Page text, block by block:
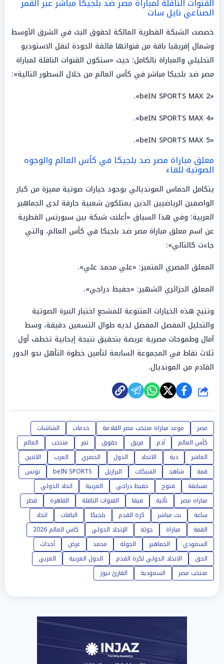
القنوات الناقلة لمباراة مصر ضد بلجيكا مباشر عبر القمر
الصناعي نايل سات
خصصت الشبكة القطرية المالكة لحقوق البث في الشرق الأوسط
وشمال إفريقيا باقة من قنواتها فائقة الجودة لنقل الاستوديو
التحليلي والمباراة بالكامل؛ حيث «ستكون القنوات الناقلة لمباراة
مصر ضد بلجيكا مباشر في كأس العالم من خلال السطور التالية»:
«beIN SPORTS MAX 2».
«beIN SPORTS MAX 4».
«beIN SPORTS MAX 5».
معلق مباراة مصر ضد بلجيكا في كأس العالم والوجوه
الصوتية للقاء
يتكامل الحماس المونديالي بوجود خيارات صوتية مميزة من كبار
الواصفين الرياضيين الذين يمتلكون شعبية جارفة لدى الجماهير
العربية؛ وفي هذا السياق «أعلنت شبكة بين سبورتس القطرية
عن اسم معلق مباراة مصر ضد بلجيكا في كأس العالم، والتي
جاءت كالتالي»:
المعلق المصري المتميز: «علي محمد علي».
المعلق الجزائري الشهير: «حفيظ دراجي».
وتتيح هذه الخيارات المتنوعة للمشجع اختيار النبرة الصوتية
والتحليل المفصل المفضل لديه طوال التسعين دقيقة، وسط
آمال وطموحات مصرية عريضة بتحقيق نتيجة إيجابية تخطف أول
ثلاث نقاط في المجموعة السابعة لتأمين خطوة التأهل نحو الدور
القادم من المونديال.
شارك
مصر موعد مباراة منتخب مصر القادمة خدمات
الشاشات
كأس العالم
آدم فريق حقوق تمر منتخب
العالم
العاشر
دية الاتحاد الدول الحصري العرب
الاثنين
قمة
شاهد الشبكات البرازيل beIN SPORTS
تونس
مسابقة
فتوح حفيظ دراجي العربية
اتحاد الدولي
مباراه مصر
تألية فيفا القنوات الناقلة القاهرة
قطر
ساعة
بث مباشر كرة القدم بلجيكا الباقات
اتحاد
القمة
مباراة جولة الإتحاد الدولي
كاس العالم 2026
السعودي
الجماهير الجولة محمد عرض
أحداث
الحق
الاتحاد الدولي لكرة القدم الدول العربية
العربي
منتخب مصر
السعودية القارئ نيوز